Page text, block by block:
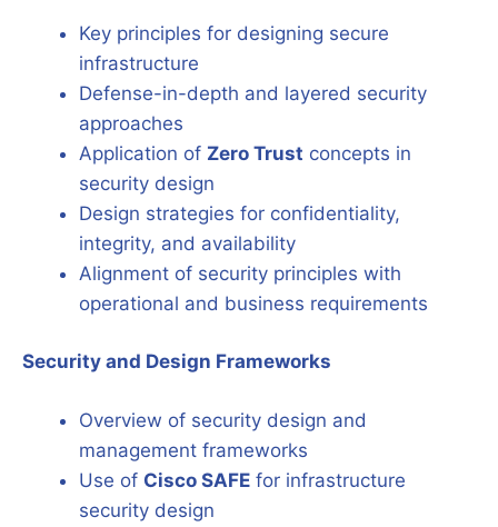
Key principles for designing secure
infrastructure
Defense-in-depth and layered security
approaches
Application of Zero Trust concepts in
security design
Design strategies for confidentiality,
integrity, and availability
Alignment of security principles with
operational and business requirements
Security and Design Frameworks
Overview of security design and
management frameworks
Use of Cisco SAFE for infrastructure
security design